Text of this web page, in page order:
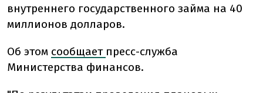
внутреннего государственного займа на 40
миллионов долларов.
Об этом сообщает пресс-служба
Министерства финансов.